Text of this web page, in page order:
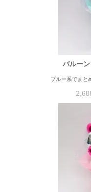
バルー
ブルー系でまと